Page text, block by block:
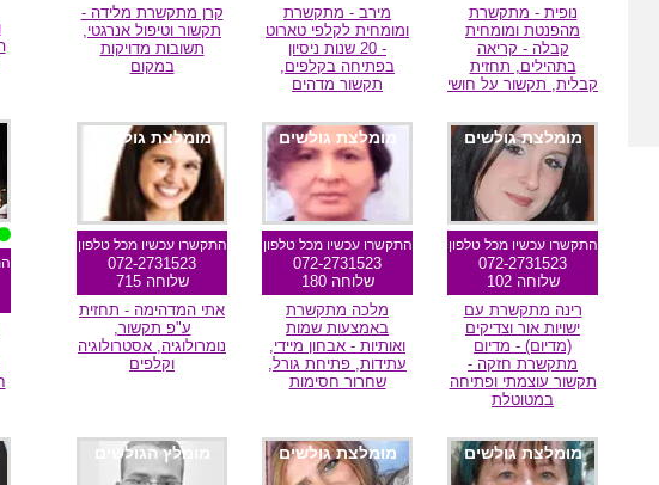
נופית - מתקשרת
מהפנטת ומומחית
קבלה - קריאה
בתהילים, תחזית
קבלית, תקשור על חושי
מירב - מתקשרת
ומומחית לקלפי טארוט
- 20 שנות ניסיון
בפתיחה בקלפים,
תקשור מדהים
קרן מתקשרת מלידה -
תקשור וטיפול אנרגטי,
תשובות מדויקות
במקום
מומלצת גולשים
התקשרו עכשיו מכל טלפון
072-2731523
שלוחה 102
רינה מתקשרת עם
ישויות אור וצדיקים
(מדיום) - מדיום
מתקשרת חזקה -
תקשור עוצמתי ופתיחה
במטוטלת
מומלצת גולשים
התקשרו עכשיו מכל טלפון
072-2731523
שלוחה 180
מלכה מתקשרת
באמצעות שמות
ואותיות - אבחון מיידי,
עתידות, פתיחת גורל,
שחרור חסימות
מומלצת גולשים
התקשרו עכשיו מכל טלפון
072-2731523
שלוחה 715
אתי המדהימה - תחזית
ע"פ תקשור,
נומרולוגיה, אסטרולוגיה
וקלפים
מומלצת גולשים מומלצת גולשים מומלץ הגולשים